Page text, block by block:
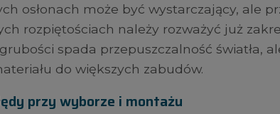
osłonach może być wystarczający, ale
rozpiętościach należy rozważyć już
spada przepuszczalność światła,
do większych zabudów.
przy wyborze i montażu